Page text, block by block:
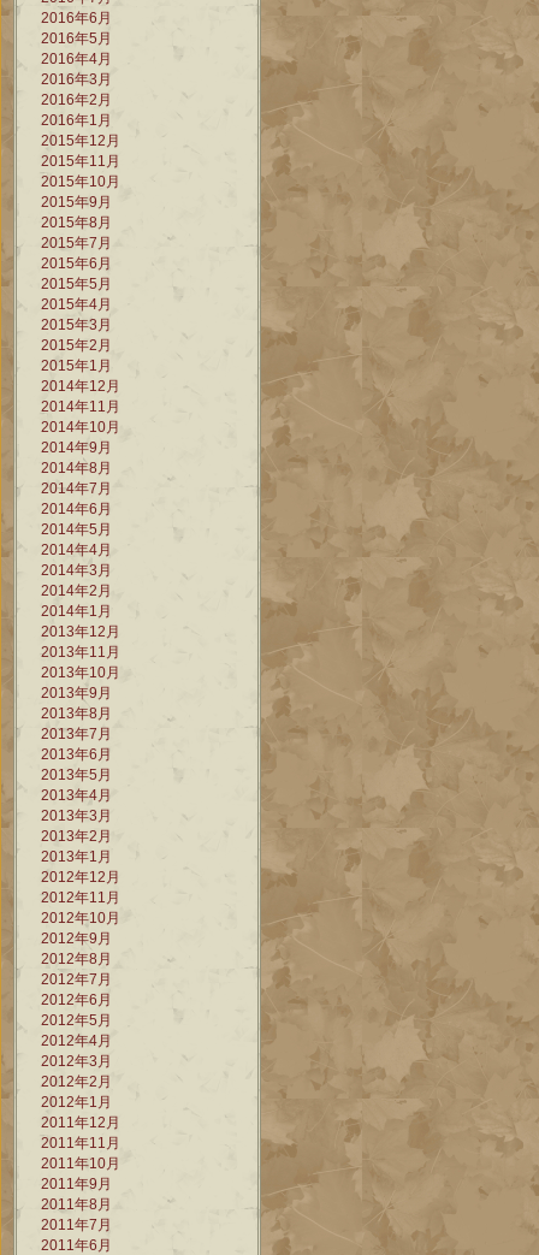
2016年6月
2016年5月
2016年4月
2016年3月
2016年2月
2016年1月
2015年12月
2015年11月
2015年10月
2015年9月
2015年8月
2015年7月
2015年6月
2015年5月
2015年4月
2015年3月
2015年2月
2015年1月
2014年12月
2014年11月
2014年10月
2014年9月
2014年8月
2014年7月
2014年6月
2014年5月
2014年4月
2014年3月
2014年2月
2014年1月
2013年12月
2013年11月
2013年10月
2013年9月
2013年8月
2013年7月
2013年6月
2013年5月
2013年4月
2013年3月
2013年2月
2013年1月
2012年12月
2012年11月
2012年10月
2012年9月
2012年8月
2012年7月
2012年6月
2012年5月
2012年4月
2012年3月
2012年2月
2012年1月
2011年12月
2011年11月
2011年10月
2011年9月
2011年8月
2011年7月
2011年6月